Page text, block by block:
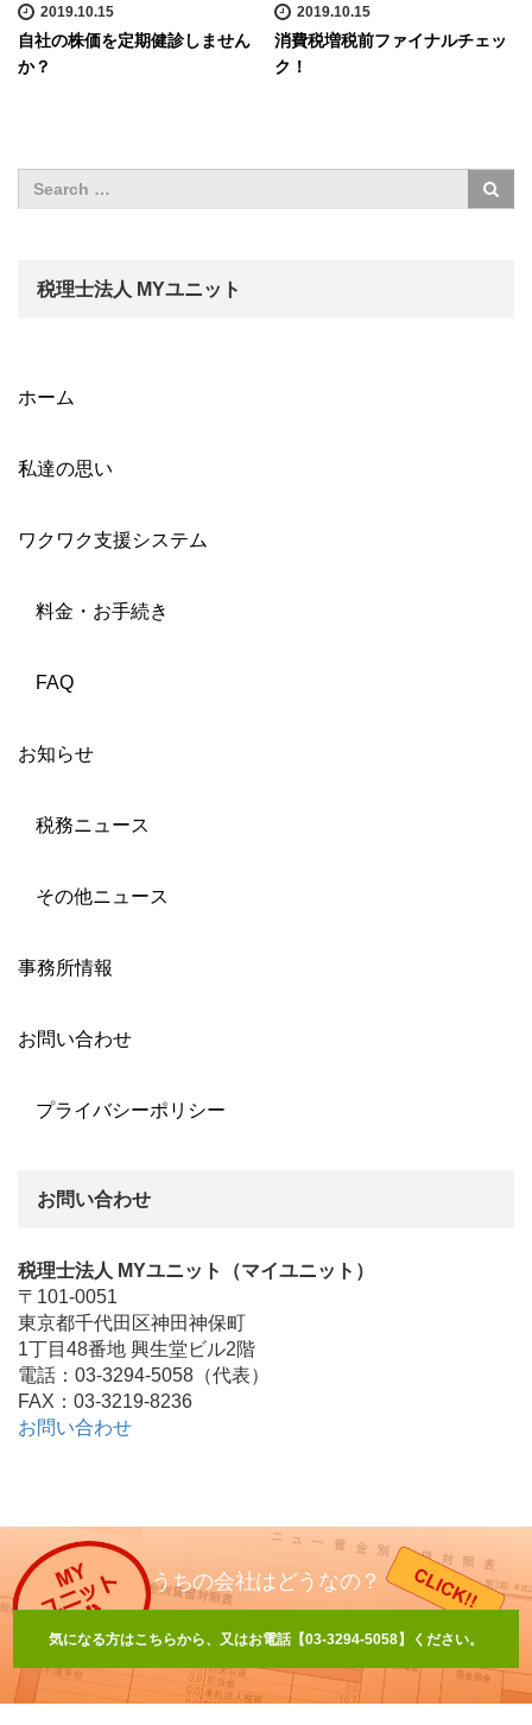
2019.10.15
自社の株価を定期健診しません
か？
2019.10.15
消費税増税前ファイナルチェッ
ク！
税理士法人 MYユニット
ホーム
私達の思い
ワクワク支援システム
料金・お手続き
FAQ
お知らせ
税務ニュース
その他ニュース
事務所情報
お問い合わせ
プライバシーポリシー
お問い合わせ
税理士法人 MYユニット（マイユニット）
〒101-0051
東京都千代田区神田神保町
1丁目48番地 興生堂ビル2階
電話：03-3294-5058（代表）
FAX：03-3219-8236
お問い合わせ
うちの会社はどうなの？
気になる方はこちらから、又はお電話【03-3294-5058】ください。